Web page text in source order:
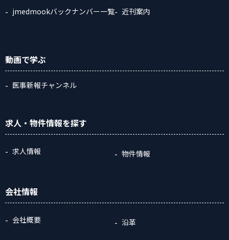
jmedmookバックナンバー一覧
近刊案内
動画で学ぶ
医事新報チャンネル
求人・物件情報を探す
求人情報 物件情報
会社情報
会社概要 沿革